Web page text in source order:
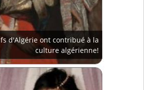
d'Algérie ont contribué à la
culture algérienne!